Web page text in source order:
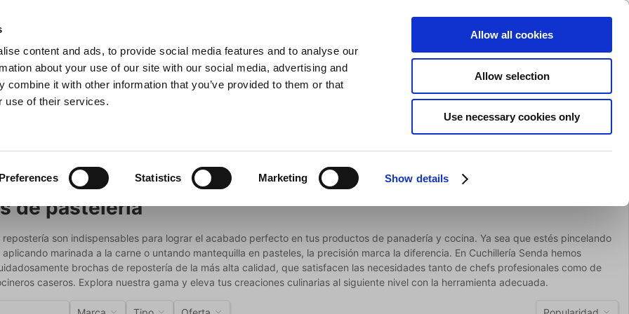
content and ads, to provide social media features and to analyse our
about your use of our site with our social media, advertising and
combine it with other information that you’ve provided to them or that
use of their services.
Preferences Statistics Marketing Show details
Allow all cookies
Allow selection
Use necessary cookies only
Buscar
ENTRAR
Carrito de compras (0)
Ollas y sartenes Para la mesa Marca
Oferta
de pastelería
repostería son indispensables para lograr el acabado perfecto en tus productos de panadería y cocina. Ya sea que estés pincelando
marinada a la carne o untando mantequilla en pasteles, la precisión marca la diferencia. En Cuchillería Senda hemos
brochas de repostería de la más alta calidad, que satisfacen las necesidades tanto de chefs profesionales como de
caseros. Explora nuestra gama y eleva tus creaciones culinarias al siguiente nivel con la herramienta adecuada.